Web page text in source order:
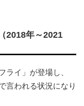
2018年～2021
ライ」が登場し、
言われる状況になり